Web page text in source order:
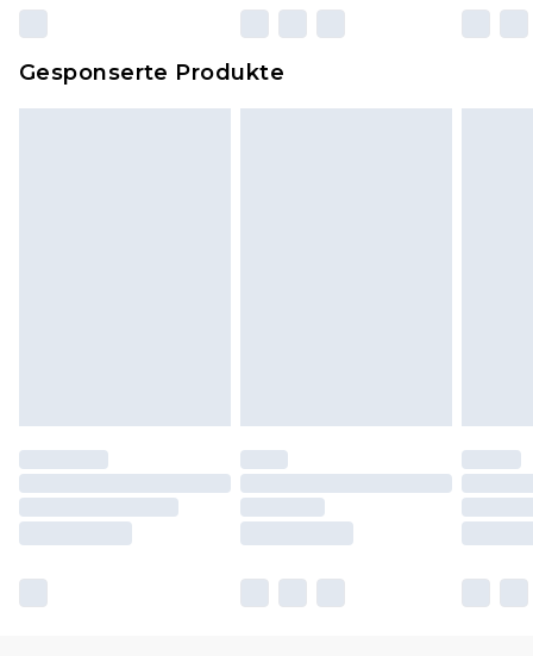
zurückgesendet werden.
Klickehierum unsere vollständigen
Gesponserte Produkte